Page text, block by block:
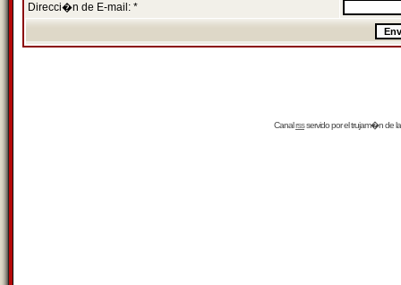
Direcci�n de E-mail: *
Canalrssservido por eltrujam�nde